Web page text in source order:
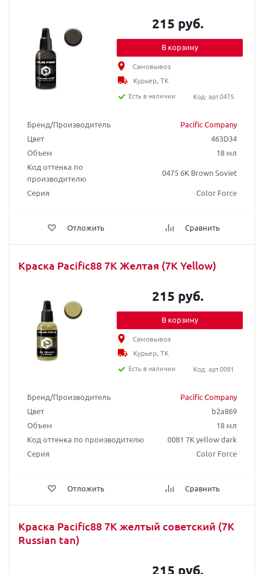
Бренд/Производитель
Pacific Company
Цвет
463D34
Объем
18 мл
Код оттенка по
производителю
0475 6K Brown Soviet
Серия
Color Force
Отложить Сравнить
215 руб.
В корзину
Самовывоз
Курьер, ТК
Есть в наличии
Код: арт.0475
Краска Pacific88 7К Желтая (7K Yellow)
Бренд/Производитель
Pacific Company
Цвет
b2a869
Объем
18 мл
Код оттенка по производителю
0081 7K yellow dark
Серия
Color Force
Отложить Сравнить
215 руб.
В корзину
Самовывоз
Курьер, ТК
Есть в наличии
Код: арт.0081
Краска Pacific88 7К желтый советский (7K
Russian tan)
215 руб.